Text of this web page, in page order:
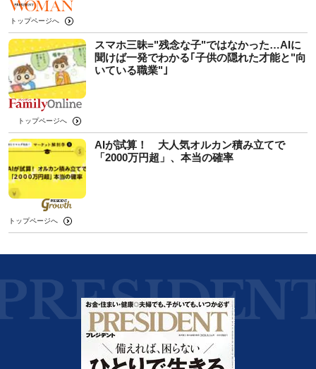
トップページへ
スマホ三昧="残念な子"ではなかった…AIに
聞けば一発でわかる｢子供の隠れた才能と"向
いている職業"｣
トップページへ
AIが試算！ 大人気オルカン積み立てで
「2000万円超」、本当の確率
トップページへ